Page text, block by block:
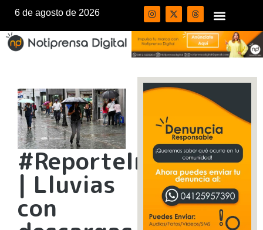
6 de agosto de 2026
#ReporteInameh
| Lluvias
con